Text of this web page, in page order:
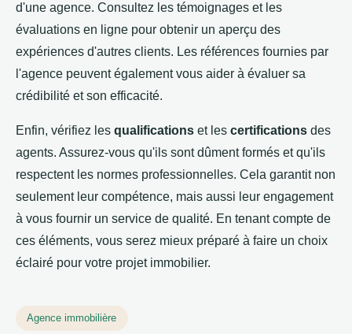
d'une agence. Consultez les témoignages et les
évaluations en ligne pour obtenir un aperçu des
expériences d'autres clients. Les références fournies par
l'agence peuvent également vous aider à évaluer sa
crédibilité et son efficacité.
Enfin, vérifiez les qualifications et les certifications des
agents. Assurez-vous qu'ils sont dûment formés et qu'ils
respectent les normes professionnelles. Cela garantit non
seulement leur compétence, mais aussi leur engagement
à vous fournir un service de qualité. En tenant compte de
ces éléments, vous serez mieux préparé à faire un choix
éclairé pour votre projet immobilier.
Agence immobilière